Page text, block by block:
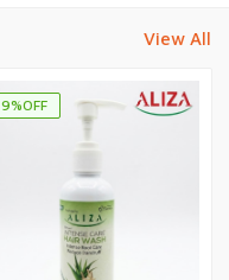
View All
9%OFF